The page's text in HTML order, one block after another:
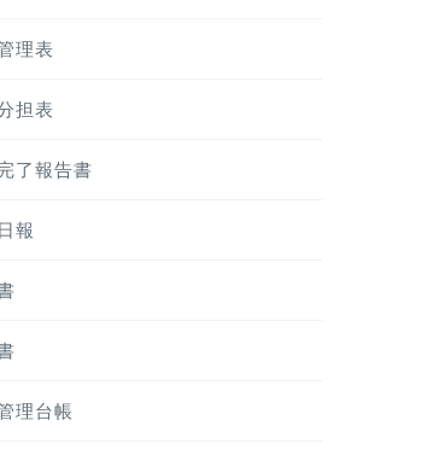
理表
担表
了報告書
報
理台帳